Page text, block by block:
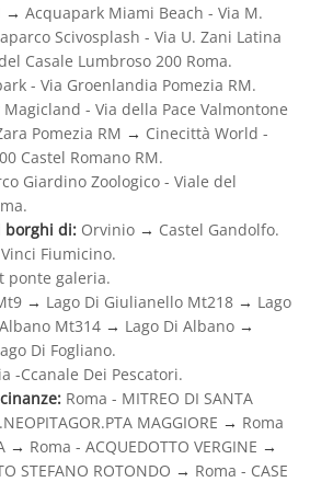
→ Acquapark Miami Beach - Via M.
Scivosplash - Via U. Zani Latina
Casale Lumbroso 200 Roma.
- Via Groenlandia Pomezia RM.
Magicland - Via della Pace Valmontone
Pomezia RM → Cinecittà World -
Castel Romano RM.
Giardino Zoologico - Viale del
borghi di: Orvinio → Castel Gandolfo.
Fiumicino.
ponte galeria.
→ Lago Di Giulianello Mt218 → Lago
Mt314 → Lago Di Albano →
Di Fogliano.
-Ccanale Dei Pescatori.
Roma - MITREO DI SANTA
MAGGIORE → Roma
→ Roma - ACQUEDOTTO VERGINE →
STEFANO ROTONDO → Roma - CASE